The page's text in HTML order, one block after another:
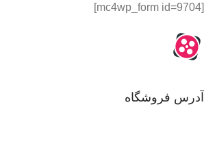
[mc4wp_form id=9704]
آدرس فروشگاه